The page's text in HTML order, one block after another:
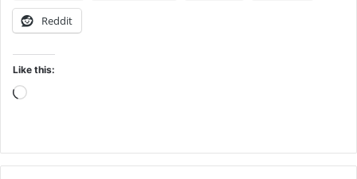
Reddit
Like this:
Loading…